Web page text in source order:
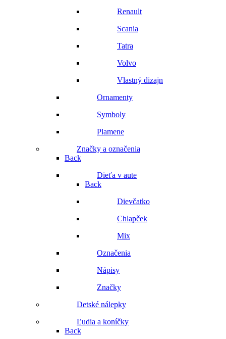
Renault
Scania
Tatra
Volvo
Vlastný dizajn
Ornamenty
Symboly
Plamene
Značky a označenia
Back
Dieťa v aute
Back
Dievčatko
Chlapček
Mix
Označenia
Nápisy
Značky
Detské nálepky
Ľudia a koníčky
Back